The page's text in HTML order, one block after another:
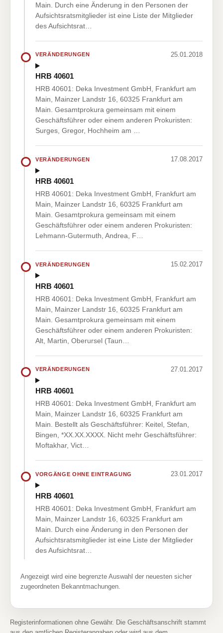
Main. Durch eine Änderung in den Personen der
Aufsichtsratsmitglieder ist eine Liste der Mitglieder
des Aufsichtsrat…
VERÄNDERUNGEN 25.01.2018
HRB 40601
HRB 40601: Deka Investment GmbH, Frankfurt am
Main, Mainzer Landstr 16, 60325 Frankfurt am
Main. Gesamtprokura gemeinsam mit einem
Geschäftsführer oder einem anderen Prokuristen:
Surges, Gregor, Hochheim am …
VERÄNDERUNGEN 17.08.2017
HRB 40601
HRB 40601: Deka Investment GmbH, Frankfurt am
Main, Mainzer Landstr 16, 60325 Frankfurt am
Main. Gesamtprokura gemeinsam mit einem
Geschäftsführer oder einem anderen Prokuristen:
Lehmann-Gutermuth, Andrea, F…
VERÄNDERUNGEN 15.02.2017
HRB 40601
HRB 40601: Deka Investment GmbH, Frankfurt am
Main, Mainzer Landstr 16, 60325 Frankfurt am
Main. Gesamtprokura gemeinsam mit einem
Geschäftsführer oder einem anderen Prokuristen:
Alt, Martin, Oberursel (Taun…
VERÄNDERUNGEN 27.01.2017
HRB 40601
HRB 40601: Deka Investment GmbH, Frankfurt am
Main, Mainzer Landstr 16, 60325 Frankfurt am
Main. Bestellt als Geschäftsführer: Keitel, Stefan,
Bingen, *XX.XX.XXXX. Nicht mehr Geschäftsführer:
Moftakhar, Vict…
VORGÄNGE OHNE EINTRAGUNG 23.01.2017
HRB 40601
HRB 40601: Deka Investment GmbH, Frankfurt am
Main, Mainzer Landstr 16, 60325 Frankfurt am
Main. Durch eine Änderung in den Personen der
Aufsichtsratsmitglieder ist eine Liste der Mitglieder
des Aufsichtsrat…
Angezeigt wird eine begrenzte Auswahl der neuesten sicher
zugeordneten Bekanntmachungen.
Registerinformationen ohne Gewähr. Die Geschäftsanschrift stammt